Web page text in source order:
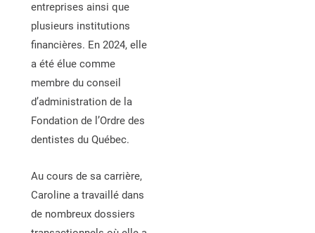
entreprises ainsi que
plusieurs institutions
financières. En 2024, elle
a été élue comme
membre du conseil
d’administration de la
Fondation de l’Ordre des
dentistes du Québec.
Au cours de sa carrière,
Caroline a travaillé dans
de nombreux dossiers